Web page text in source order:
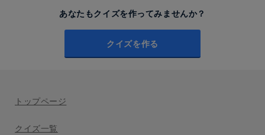
あなたもクイズを作ってみませんか？
クイズを作る
トップページ
クイズ一覧